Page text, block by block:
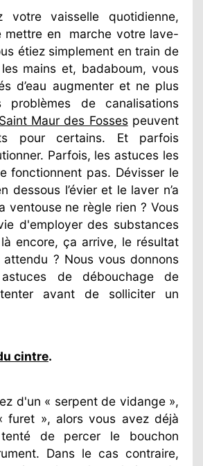
votre vaisselle quotidienne,
mettre en
marche votre lave-
étiez simplement en train de
mains et, badaboum, vous
d’eau augmenter et ne plus
problèmes de canalisations
Maur des Fossespeuvent
pour certains. Et parfois
Parfois, les astuces les
fonctionnent pas. Dévisser le
dessous l’évier et le laver n’a
ventouse ne règle rien ? Vous
d'employer des substances
encore, ça arrive, le résultat
attendu ? Nous vous donnons
de débouchage de
avant de solliciter un
cintre.
d'un « serpent de vidange »,
furet », alors vous avez déjà
tenté de percer le bouchon
Dans le cas contraire,